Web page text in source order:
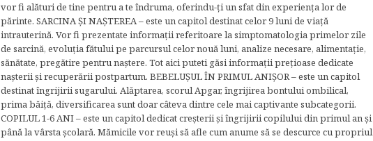
vor fi alături de tine pentru a te îndruma, oferindu-ţi un sfat din experienţa lor de
părinte. SARCINA ŞI NAŞTEREA – este un capitol destinat celor 9 luni de viaţă
intrauterină. Vor fi prezentate informaţii referitoare la simptomatologia primelor zile
de sarcină, evoluţia fătului pe parcursul celor nouă luni, analize necesare, alimentaţie,
sănătate, pregătire pentru naştere. Tot aici puteti găsi informaţii preţioase dedicate
naşterii şi recuperării postpartum. BEBELUŞUL ÎN PRIMUL ANIŞOR – este un capitol
destinat îngrijirii sugarului. Alăptarea, scorul Apgar, îngrijirea bontului ombilical,
prima băiţă, diversificarea sunt doar câteva dintre cele mai captivante subcategorii.
COPILUL 1-6 ANI – este un capitol dedicat creşterii şi îngrijirii copilului din primul an şi
până la vârsta şcolară. Mămicile vor reuşi să afle cum anume să se descurce cu propriul